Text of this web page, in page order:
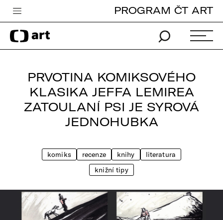
Česká televize
Zpravodajství
iVysílání
TV program
PROGRAM ČT ART
PRVOTINA KOMIKSOVÉHO
KLASIKA JEFFA LEMIREA
ZATOULANÍ PSI JE SYROVÁ
JEDNOHUBKA
komiks recenze knihy
literatura
knižní tipy